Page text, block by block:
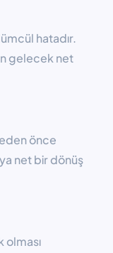
hatadır.
gelecek net
önce
net bir dönüş
olması